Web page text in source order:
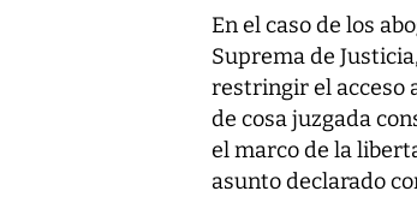
En el caso de los
Suprema de
restringir el acceso
de cosa juzgada
el marco de la
asunto declarado